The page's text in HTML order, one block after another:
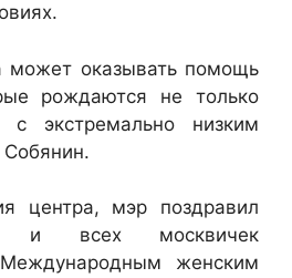
может оказывать помощь
рождаются не только
экстремально низким
Собянин.
центра, мэр поздравил
и всех москвичек
женским